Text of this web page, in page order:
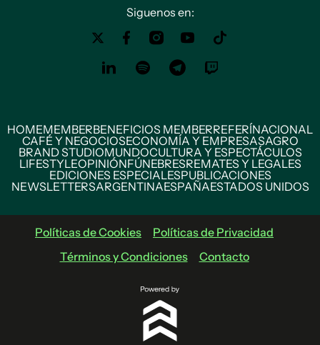
Siguenos en:
HOMEMEMBERBENEFICIOS MEMBERREFERÍNACIONAL
CAFÉ Y NEGOCIOSECONOMÍA Y EMPRESASAGRO
BRAND STUDIOMUNDOCULTURA Y ESPECTÁCULOS
LIFESTYLEOPINIÓNFÚNEBRESREMATES Y LEGALES
EDICIONES ESPECIALESPUBLICACIONES
NEWSLETTERSARGENTINAESPAÑAESTADOS UNIDOS
Políticas de Cookies
Políticas de Privacidad
Términos y Condiciones
Contacto